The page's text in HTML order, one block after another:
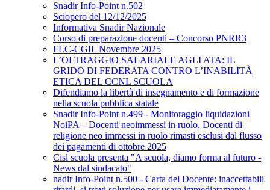
Snadir Info-Point n.502
Sciopero del 12/12/2025
Informativa Snadir Nazionale
Corso di preparazione docenti – Concorso PNRR3
FLC-CGIL Novembre 2025
L’OLTRAGGIO SALARIALE AGLI ATA: IL
GRIDO DI FEDERATA CONTRO L’INABILITÀ
ETICA DEL CCNL SCUOLA
Difendiamo la libertà di insegnamento e di formazione
nella scuola pubblica statale
Snadir Info-Point n.499 - Monitoraggio liquidazioni
NoiPA – Docenti neoimmessi in ruolo. Docenti di
religione neo immessi in ruolo rimasti esclusi dal flusso
dei pagamenti di ottobre 2025
Cisl scuola presenta "A scuola, diamo forma al futuro -
News dal sindacato"
nadir Info-Point n.500 - Carta del Docente: inaccettabili